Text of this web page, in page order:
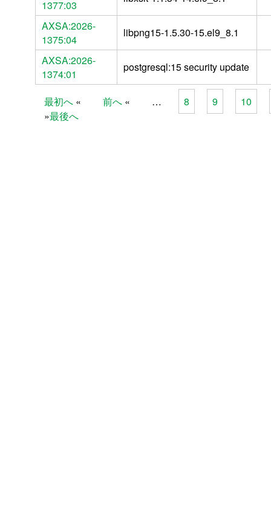
1377:03
AXSA:2026-
1375:04
libpng15-1.5.30-15.el9_8.1
AXSA:2026-
1374:01
postgresql:15 security update
Pages
最初へ 前へ … 8 9
10
最後へ